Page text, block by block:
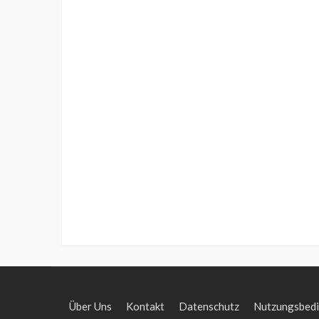
Über Uns Kontakt Datenschutz